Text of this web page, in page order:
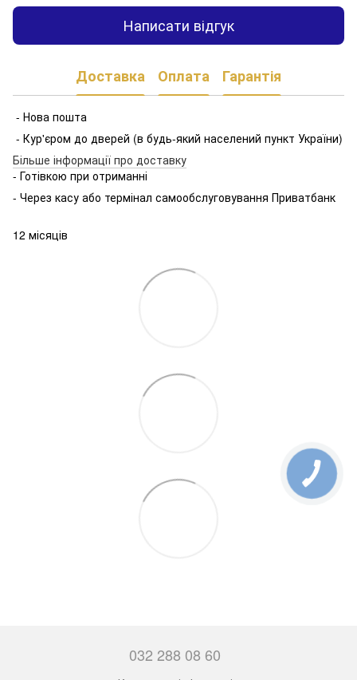
Написати відгук
Доставка Оплата Гарантія
- Нова пошта
- Кур'єром до дверей (в будь-який населений пункт України)
Більше інформації про доставку
- Готівкою при отриманні
- Через касу або термінал самообслуговування Приватбанк
12 місяців
032 288 08 60